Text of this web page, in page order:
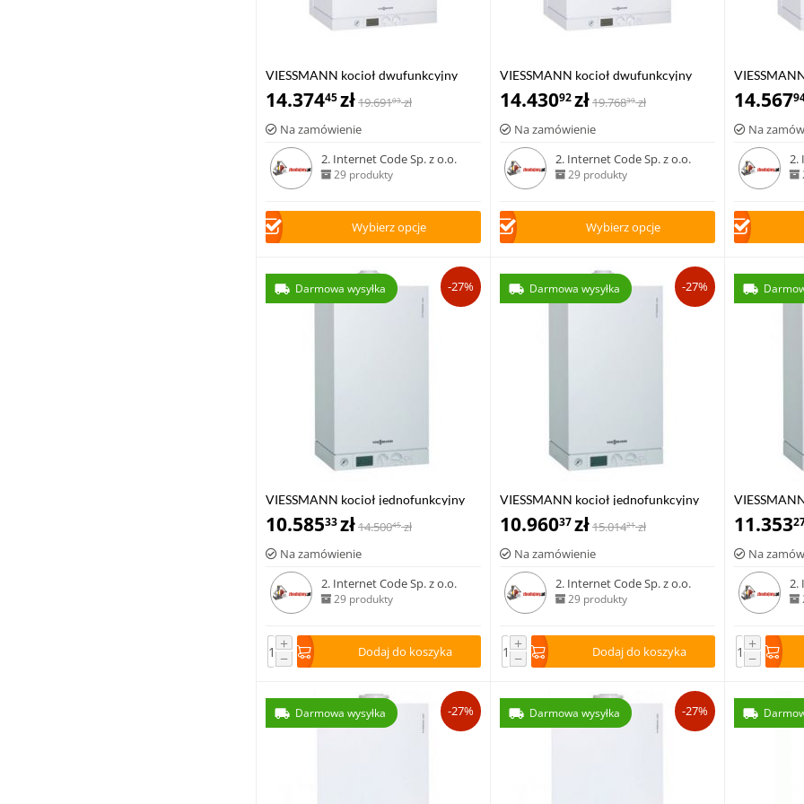
VIESSMANN kocioł dwufunkcyjny
VITODENS 111-W 6,5-19,0 kW z
14.37445zł19.69103 zł
Na zamówienie
2. Internet Code Sp. z o.o.
29 produkty
Wybierz opcje
VIESSMANN kocioł dwufunkcyjny
VITODENS 111-W 6,5-26,0 kW z
14.43092zł19.76839 zł
Na zamówienie
2. Internet Code Sp. z o.o.
29 produkty
Wybierz opcje
VITODENS
14.567
Na
2.
Darmowa wysyłka -27%
VIESSMANN kocioł jednofunkcyjny
VITODENS 100-W 6,5-19 kW
10.58533zł14.50045 zł
Na zamówienie
2. Internet Code Sp. z o.o.
29 produkty
+
− Dodaj do koszyka
Darmowa wysyłka -27%
VIESSMANN kocioł jednofunkcyjny
VITODENS 100-W 6,5-26 kW
10.96037zł15.01421 zł
Na zamówienie
2. Internet Code Sp. z o.o.
29 produkty
+
− Dodaj do koszyka
VITODENS
11.353
Na
2.
+
−
Darmowa wysyłka -27% Darmowa wysyłka -27%